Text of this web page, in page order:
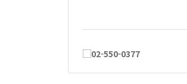
02-550-0377